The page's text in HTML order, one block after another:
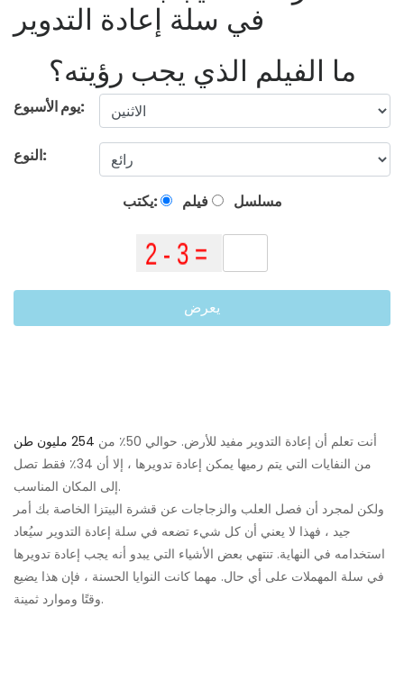
في سلة إعادة التدوير
ما الفيلم الذي يجب رؤيته؟
يوم الأسبوع:
النوع:
يكتب: فيلم مسلسل
يعرض
أنت تعلم أن إعادة التدوير مفيد للأرض. حوالي 50٪ من
254 مليون طن
من النفايات التي يتم رميها يمكن إعادة تدويرها ، إلا أن 34٪ فقط تصل
إلى المكان المناسب.
ولكن لمجرد أن فصل العلب والزجاجات عن قشرة البيتزا الخاصة بك أمر
جيد ، فهذا لا يعني أن كل شيء تضعه في سلة إعادة التدوير سيُعاد
استخدامه في النهاية. تنتهي بعض الأشياء التي يبدو أنه يجب إعادة تدويرها
في سلة المهملات على أي حال. مهما كانت النوايا الحسنة ، فإن هذا يضيع
وقتًا وموارد ثمينة.